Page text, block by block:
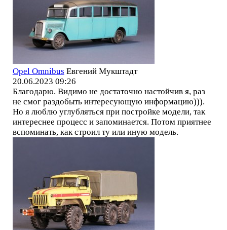
Opel Omnibus Евгений Мукштадт
20.06.2023 09:26
Благодарю. Видимо не достаточно настойчив я, раз
не смог раздобыть интересующую информацию))).
Но я люблю углубляться при постройке модели, так
интереснее процесс и запоминается. Потом приятнее
вспоминать, как строил ту или иную модель.